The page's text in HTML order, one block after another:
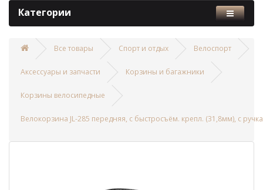
Категории
Все товары Спорт и отдых Велоспорт
Аксессуары и запчасти Корзины и багажники
Корзины велосипедные
Велокорзина JL-285 передняя, с быстросъём. крепл. (31,8мм), с